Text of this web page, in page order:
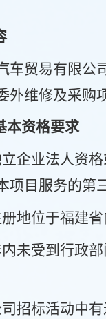
车贸易有限公
外维修及采购
本资格要求
企业法人资格
项目服务的第
地位于福建省
未受到行政
招标活动中